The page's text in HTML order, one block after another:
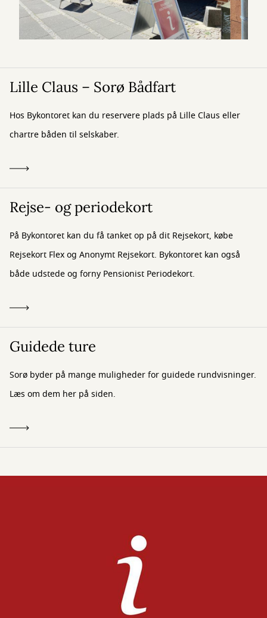
Lille Claus – Sorø Bådfart
Hos Bykontoret kan du reservere plads på Lille Claus eller
chartre båden til selskaber.
Rejse- og periodekort
På Bykontoret kan du få tanket op på dit Rejsekort, købe
Rejsekort Flex og Anonymt Rejsekort. Bykontoret kan også
både udstede og forny Pensionist Periodekort.
Guidede ture
Sorø byder på mange muligheder for guidede rundvisninger.
Læs om dem her på siden.